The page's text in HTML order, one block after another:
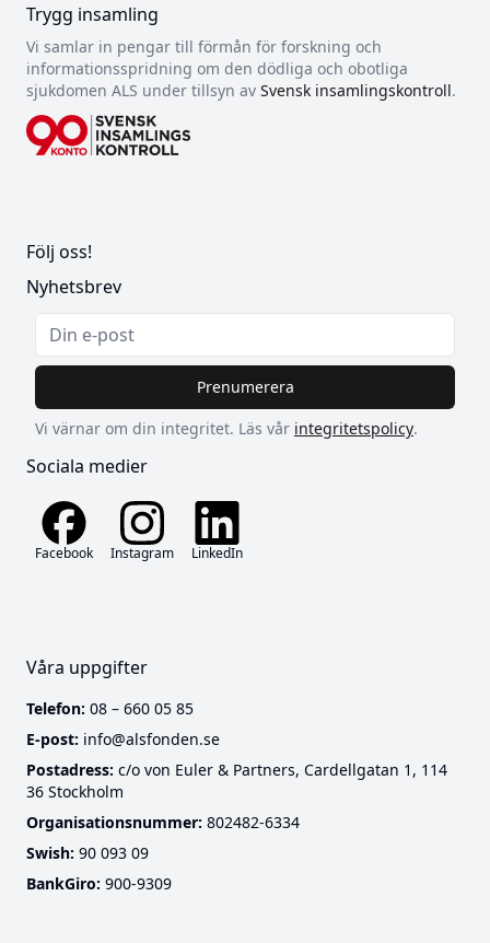
Trygg insamling
Vi samlar in pengar till förmån för forskning och
informationsspridning om den dödliga och obotliga
sjukdomen ALS under tillsyn av Svensk insamlingskontroll.
Följ oss!
Nyhetsbrev
Prenumerera
Vi värnar om din integritet. Läs vår integritetspolicy.
Sociala medier
Facebook Instagram LinkedIn
Våra uppgifter
Telefon: 08 – 660 05 85
E-post: info@alsfonden.se
Postadress: c/o von Euler & Partners, Cardellgatan 1, 114
36 Stockholm
Organisationsnummer: 802482-6334
Swish: 90 093 09
BankGiro: 900-9309
Cookies
är nödvändiga för att webbplatsen ska fungera.